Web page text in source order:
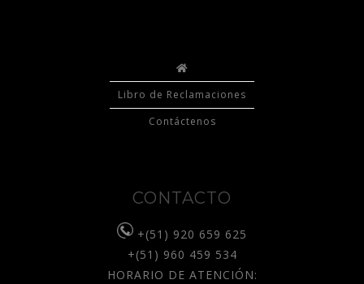
Libro de Reclamaciones
Contáctenos
CONTACTO
+(51) 920 659 625
+(51) 960 459 534
HORARIO DE ATENCIÓN: